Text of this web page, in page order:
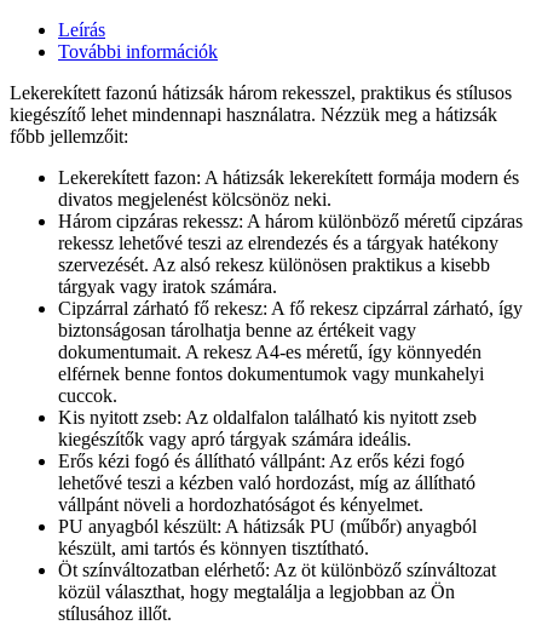
Leírás
További információk
Lekerekített fazonú hátizsák három rekesszel, praktikus és stílusos
kiegészítő lehet mindennapi használatra. Nézzük meg a hátizsák
főbb jellemzőit:
Lekerekített fazon: A hátizsák lekerekített formája modern és
divatos megjelenést kölcsönöz neki.
Három cipzáras rekessz: A három különböző méretű cipzáras
rekessz lehetővé teszi az elrendezés és a tárgyak hatékony
szervezését. Az alsó rekesz különösen praktikus a kisebb
tárgyak vagy iratok számára.
Cipzárral zárható fő rekesz: A fő rekesz cipzárral zárható, így
biztonságosan tárolhatja benne az értékeit vagy
dokumentumait. A rekesz A4-es méretű, így könnyedén
elférnek benne fontos dokumentumok vagy munkahelyi
cuccok.
Kis nyitott zseb: Az oldalfalon található kis nyitott zseb
kiegészítők vagy apró tárgyak számára ideális.
Erős kézi fogó és állítható vállpánt: Az erős kézi fogó
lehetővé teszi a kézben való hordozást, míg az állítható
vállpánt növeli a hordozhatóságot és kényelmet.
PU anyagból készült: A hátizsák PU (műbőr) anyagból
készült, ami tartós és könnyen tisztítható.
Öt színváltozatban elérhető: Az öt különböző színváltozat
közül választhat, hogy megtalálja a legjobban az Ön
stílusához illőt.